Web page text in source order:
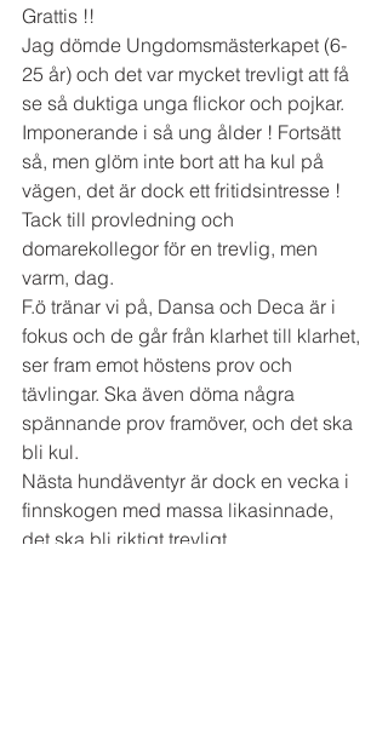
Grattis !!
Jag dömde Ungdomsmästerkapet (6-
25 år) och det var mycket trevligt att få
se så duktiga unga flickor och pojkar.
Imponerande i så ung ålder ! Fortsätt
så, men glöm inte bort att ha kul på
vägen, det är dock ett fritidsintresse !
Tack till provledning och
domarekollegor för en trevlig, men
varm, dag.
F.ö tränar vi på, Dansa och Deca är i
fokus och de går från klarhet till klarhet,
ser fram emot höstens prov och
tävlingar. Ska även döma några
spännande prov framöver, och det ska
bli kul.
Nästa hundäventyr är dock en vecka i
finnskogen med massa likasinnade,
det ska bli riktigt trevligt.